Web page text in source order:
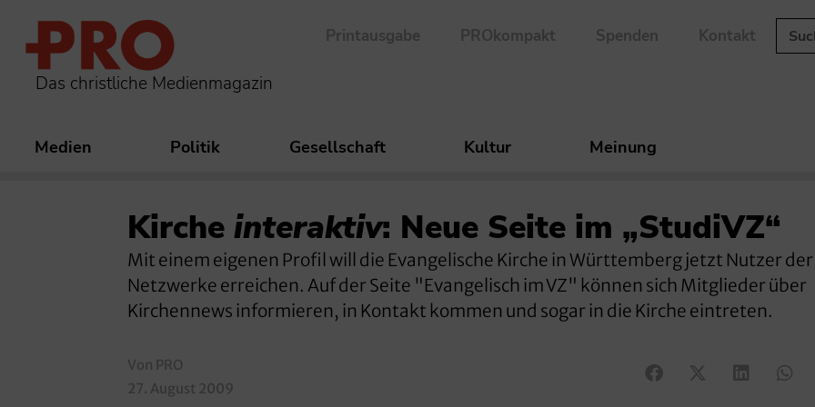
Das christliche Medienmagazin
Printausgabe PROkompakt Spenden Kontakt
Medien Politik Gesellschaft Kultur Meinung
Kirche interaktiv: Neue Seite im „StudiVZ“
Mit einem eigenen Profil will die Evangelische Kirche in Württemberg jetzt Nutzer
Netzwerke erreichen. Auf der Seite "Evangelisch im VZ" können sich Mitglieder über
Kirchennews informieren, in Kontakt kommen und sogar in die Kirche eintreten.
Von PRO
27. August 2009